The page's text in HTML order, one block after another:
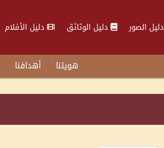
دليل الصور دليل الوثائق دليل الأفلام
هويتنا أهدافنا